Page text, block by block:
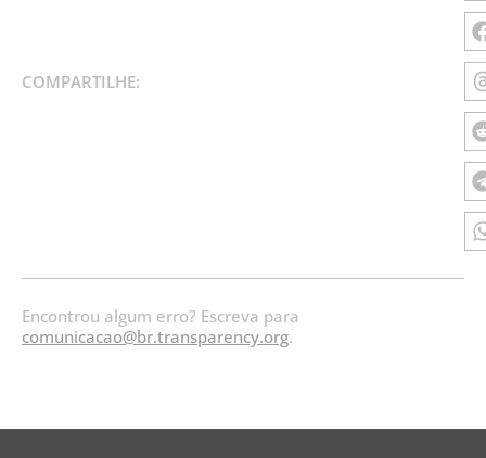
COMPARTILHE:
Encontrou algum erro? Escreva para
comunicacao@br.transparency.org.